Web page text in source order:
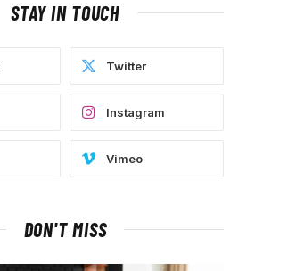
STAY IN TOUCH
Twitter
Instagram
Vimeo
DON'T MISS